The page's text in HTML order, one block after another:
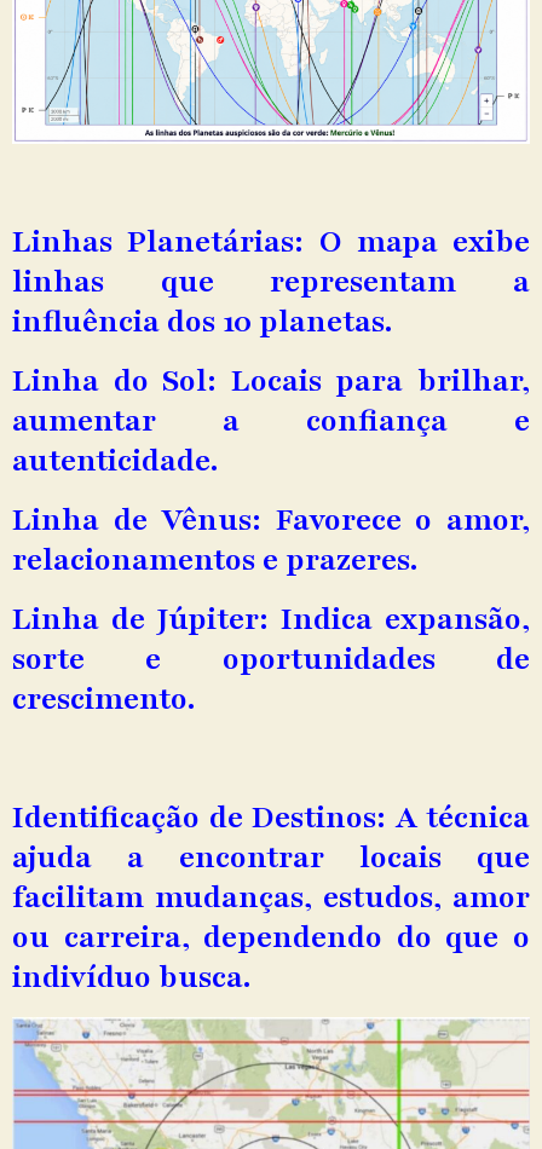
Linhas Planetárias: O mapa exibe
linhas que representam a
influência dos 10 planetas.
Linha do Sol: Locais para brilhar,
aumentar a confiança e
autenticidade.
Linha de Vênus: Favorece o amor,
relacionamentos e prazeres.
Linha de Júpiter: Indica expansão,
sorte e oportunidades de
crescimento.
Identificação de Destinos: A técnica
ajuda a encontrar locais que
facilitam mudanças, estudos, amor
ou carreira, dependendo do que o
indivíduo busca.